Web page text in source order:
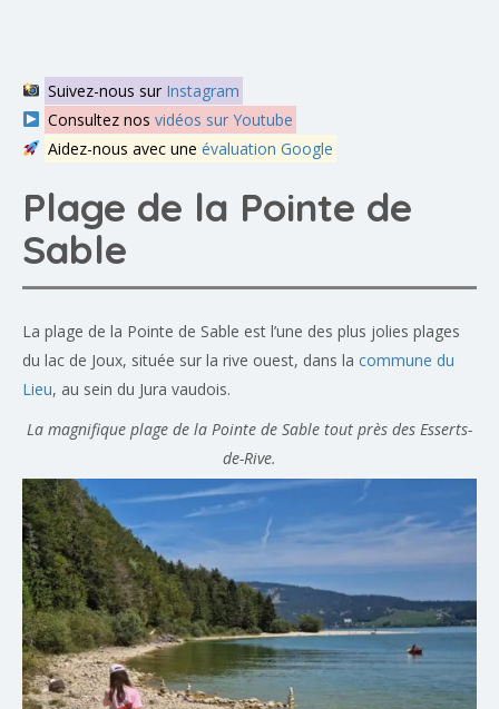
Suivez-nous sur Instagram
Consultez nos vidéos sur Youtube
Aidez-nous avec une évaluation Google
Plage de la Pointe de
Sable
La plage de la Pointe de Sable est l’une des plus jolies plages
du lac de Joux, située sur la rive ouest, dans la commune du
Lieu, au sein du Jura vaudois.
La magnifique plage de la Pointe de Sable tout près des Esserts-
de-Rive.